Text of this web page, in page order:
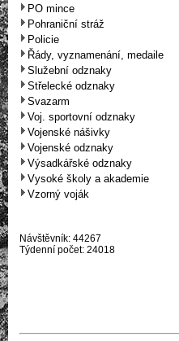
PO mince
Pohraniční stráž
Policie
Řády, vyznamenání, medaile
Služební odznaky
Střelecké odznaky
Svazarm
Voj. sportovní odznaky
Vojenské nášivky
Vojenské odznaky
Výsadkářské odznaky
Vysoké školy a akademie
Vzorný voják
Návštěvník: 44267
Týdenní počet: 24018